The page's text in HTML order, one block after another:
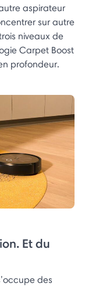
aspirateur
sur autre
niveaux de
Carpet Boost
profondeur.
Et du
des